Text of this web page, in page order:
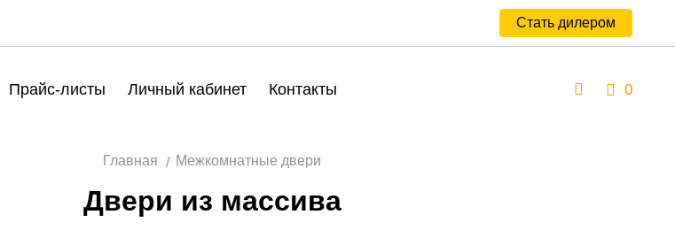
Стать дилером
Прайс-листы Личный кабинет Контакты 0
Главная Межкомнатные двери
Двери из массива